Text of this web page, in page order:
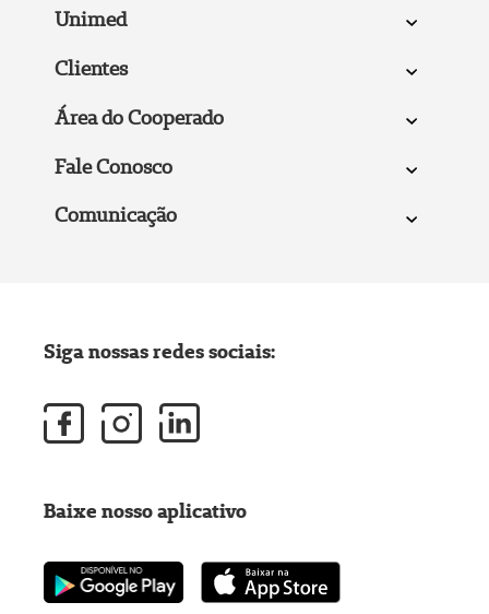
Unimed
Clientes
Área do Cooperado
Fale Conosco
Comunicação
Siga nossas redes sociais:
Baixe nosso aplicativo